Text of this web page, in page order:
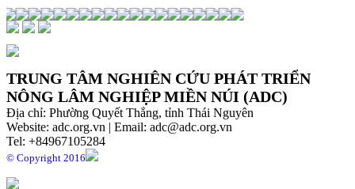
TRUNG TÂM NGHIÊN CỨU PHÁT TRIỂN
NÔNG LÂM NGHIỆP MIỀN NÚI (ADC)
Địa chỉ: Phường Quyết Thắng, tỉnh Thái Nguyên
Website: adc.org.vn | Email: adc@adc.org.vn
Tel: +84967105284
© Copyright 2016